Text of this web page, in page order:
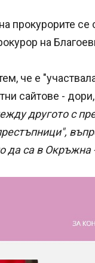
прокурорите
на
че е
сайтове -
другото с
да са в Окръжна